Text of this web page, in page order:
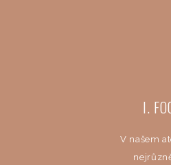
I.
V našem